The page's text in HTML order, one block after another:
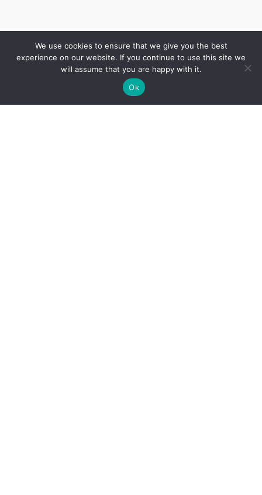
We use cookies to ensure that we give you the best
experience on our website. If you continue to use this site we
will assume that you are happy with it.
Ok